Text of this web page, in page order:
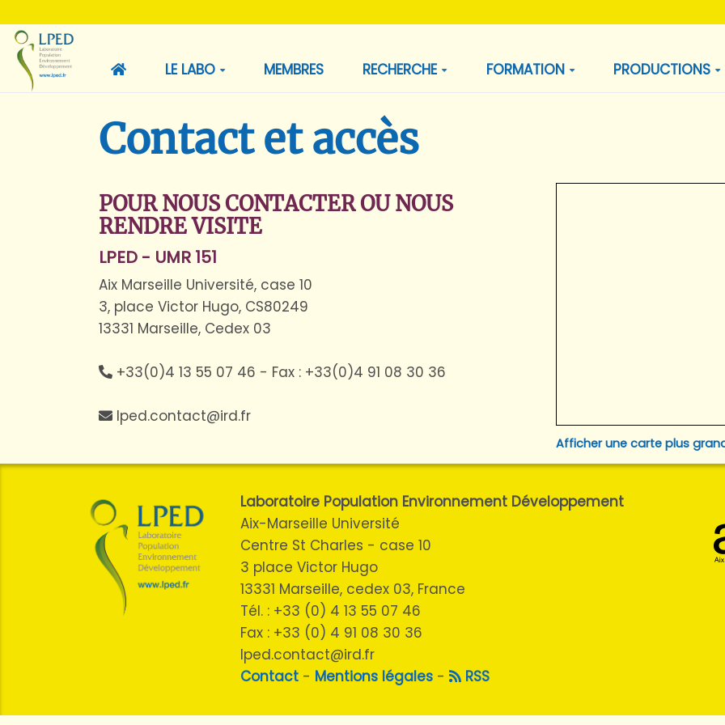
LE LABO MEMBRES RECHERCHE FORMATION PRODUCTIONS
Contact et accès
POUR NOUS CONTACTER OU NOUS
RENDRE VISITE
LPED - UMR 151
Aix Marseille Université, case 10
3, place Victor Hugo, CS80249
13331 Marseille, Cedex 03
+33(0)4 13 55 07 46 - Fax : +33(0)4 91 08 30 36
lped.contact@ird.fr
Afficher une carte plus
Laboratoire Population Environnement Développement
Aix-Marseille Université
Centre St Charles - case 10
3 place Victor Hugo
13331 Marseille, cedex 03, France
Tél. : +33 (0) 4 13 55 07 46
Fax : +33 (0) 4 91 08 30 36
lped.contact@ird.fr
Contact - Mentions légales - RSS